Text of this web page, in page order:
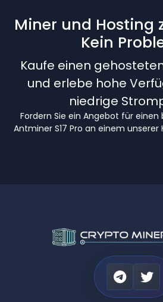
Miner und Hosting
Kein
Kaufe einen
und erlebe hohe
niedrige
Fordern Sie ein Angebot für
Antminer S17 Pro an einem